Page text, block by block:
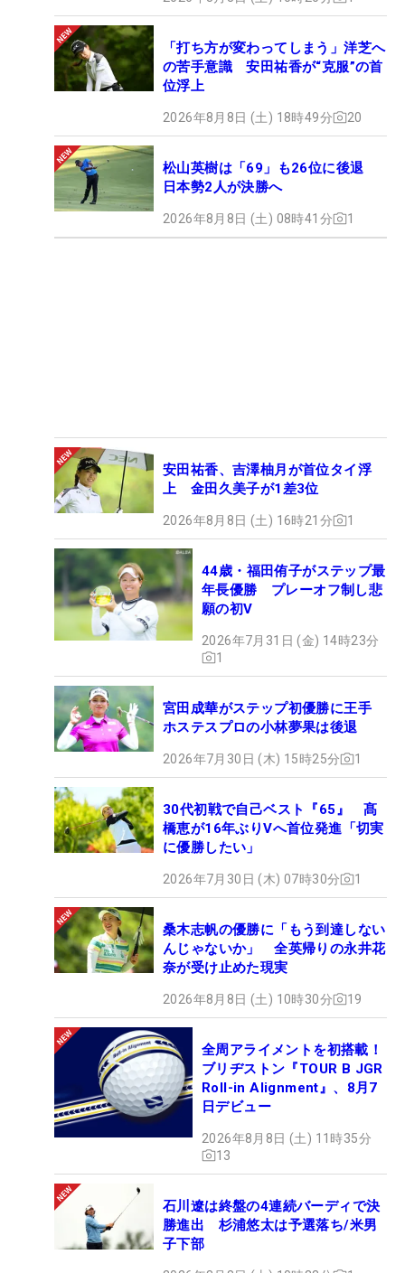
「打ち方が変わってしまう」洋芝へ
の苦手意識 安田祐香が“克服”の首
位浮上
2026年8月8日 (土) 18時49分 20
松山英樹は「69」も26位に後退
日本勢2人が決勝へ
2026年8月8日 (土) 08時41分 1
安田祐香、吉澤柚月が首位タイ浮
上 金田久美子が1差3位
2026年8月8日 (土) 16時21分 1
44歳・福田侑子がステップ最
年長優勝 プレーオフ制し悲
願の初V
2026年7月31日 (金) 14時23分
1
宮田成華がステップ初優勝に王手
ホステスプロの小林夢果は後退
2026年7月30日 (木) 15時25分 1
30代初戦で自己ベスト『65』 髙
橋恵が16年ぶりVへ首位発進「切実
に優勝したい」
2026年7月30日 (木) 07時30分 1
桑木志帆の優勝に「もう到達しない
んじゃないか」 全英帰りの永井花
奈が受け止めた現実
2026年8月8日 (土) 10時30分 19
全周アライメントを初搭載！
ブリヂストン『TOUR B JGR
Roll-in Alignment』、8月7
日デビュー
2026年8月8日 (土) 11時35分
13
石川遼は終盤の4連続バーディで決
勝進出 杉浦悠太は予選落ち/米男
子下部